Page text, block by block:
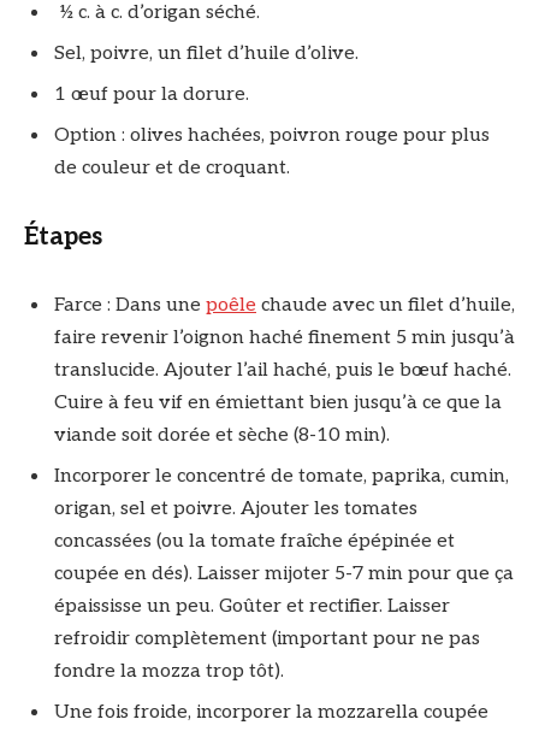
½ c. à c. d’origan séché.
Sel, poivre, un filet d’huile d’olive.
1 œuf pour la dorure.
Option : olives hachées, poivron rouge pour plus
de couleur et de croquant.
Étapes
Farce : Dans une poêle chaude avec un filet d’huile,
faire revenir l’oignon haché finement 5 min jusqu’à
translucide. Ajouter l’ail haché, puis le bœuf haché.
Cuire à feu vif en émiettant bien jusqu’à ce que la
viande soit dorée et sèche (8-10 min).
Incorporer le concentré de tomate, paprika, cumin,
origan, sel et poivre. Ajouter les tomates
concassées (ou la tomate fraîche épépinée et
coupée en dés). Laisser mijoter 5-7 min pour que ça
épaississe un peu. Goûter et rectifier. Laisser
refroidir complètement (important pour ne pas
fondre la mozza trop tôt).
Une fois froide, incorporer la mozzarella coupée